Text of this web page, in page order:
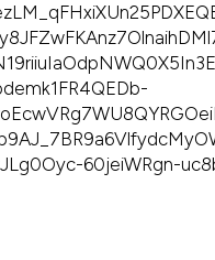
60jeiWRgn-